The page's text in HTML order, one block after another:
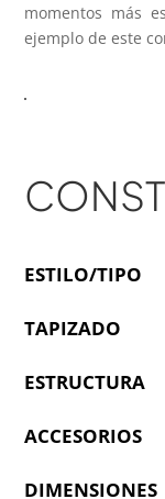
momentos más
ejemplo de este
ESTILO/TIPO
TAPIZADO
ESTRUCTURA
ACCESORIOS
DIMENSIONES